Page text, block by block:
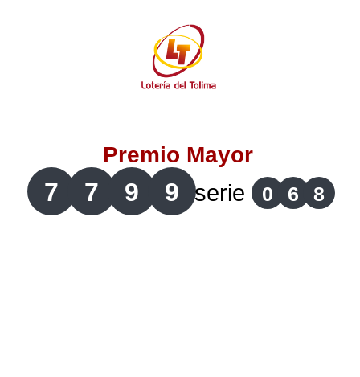
Lotería de Risaralda
Lotería de Santander
Lotería del Cauca
Premio Mayor
7 7 9 9 serie 0 6 8